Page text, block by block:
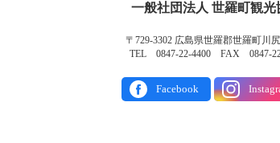
一般社団法人 世羅町観光
〒729-3302 広島県世羅郡世羅町川
TEL 0847-22-4400 FAX 0847-
Facebook